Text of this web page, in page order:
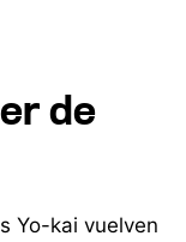
de
Yo-kai vuelven